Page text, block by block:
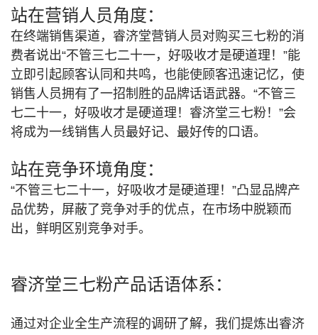
站在营销人员角度：
在终端销售渠道，睿济堂营销人员对购买三七粉的消
费者说出“不管三七二十一，好吸收才是硬道理！”能
立即引起顾客认同和共鸣，也能使顾客迅速记忆，使
销售人员拥有了一招制胜的品牌话语武器。 “不管三
七二十一，好吸收才是硬道理！睿济堂三七粉！”会
将成为一线销售人员最好记、最好传的口语。
站在竞争环境角度：
“不管三七二十一，好吸收才是硬道理！”凸显品牌产
品优势，屏蔽了竞争对手的优点，在市场中脱颖而
出，鲜明区别竞争对手。
睿济堂三七粉产品话语体系：
通过对企业全生产流程的调研了解，我们提炼出睿济